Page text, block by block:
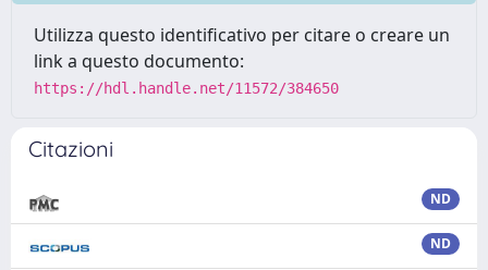
Utilizza questo identificativo per citare o creare un
link a questo documento:
https://hdl.handle.net/11572/384650
Citazioni
ND
ND